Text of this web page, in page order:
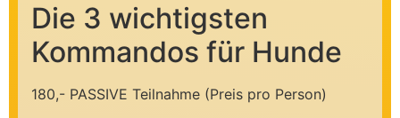
Die 3 wichtigsten
Kommandos für Hunde
180,- PASSIVE Teilnahme (Preis pro Person)